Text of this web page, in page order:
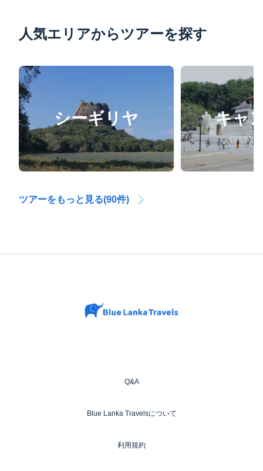
人気エリアからツアーを探す
シーギリヤ キャ
ツアーをもっと見る(90件)
Q&A
Blue Lanka Travelsについて
利用規約